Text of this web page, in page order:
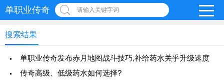
单职业传奇 请输入关键字词
搜索结果
单职业传奇发布赤月地图战斗技巧,补给药水关乎升级速度
传奇高级、低级药水如何选择?